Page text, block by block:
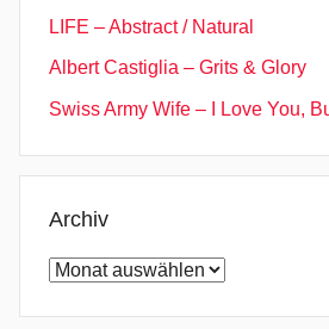
LIFE – Abstract / Natural
Albert Castiglia – Grits & Glory
Swiss Army Wife – I Love You,
Archiv
Archiv